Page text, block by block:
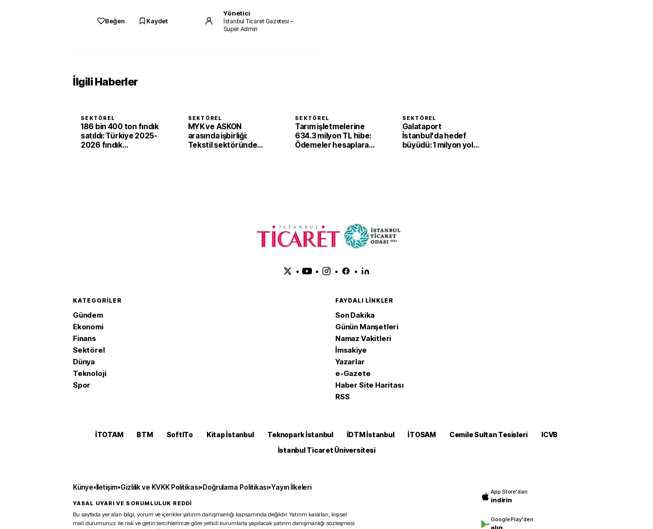
Beğen Kaydet
Yönetici
İstanbul Ticaret Gazetesi –
Süper Admin
İlgili Haberler
SEKTÖREL
186 bin 400 ton fındık
satıldı: Türkiye 2025-
2026 fındık
SEKTÖREL
MYK ve ASKON
arasında işbirliği:
Tekstil sektöründe
SEKTÖREL
Tarım işletmelerine
634.3 milyon TL hibe:
Ödemeler hesaplara
SEKTÖREL
Galataport
İstanbul'da hedef
büyüdü: 1 milyon yolcu
• • • •
KATEGORILER
Gündem
Ekonomi
Finans
Sektörel
Dünya
Teknoloji
Spor
FAYDALI LINKLER
Son Dakika
Günün Manşetleri
Namaz Vakitleri
İmsakiye
Yazarlar
e-Gazete
Haber Site Haritası
RSS
İTOTAM BTM SoftITo Kitap İstanbul Teknopark İstanbul İDTM İstanbul İTOSAM Cemile Sultan Tesisleri
ICVB
İstanbul Ticaret Üniversitesi
Künye•İletişim•Gizlilik ve KVKK Politikası•Doğrulama Politikası•Yayın İlkeleri
YASAL UYARI VE SORUMLULUK REDDİ
Bu sayfada yer alan bilgi, yorum ve içerikler yatırım danışmanlığı kapsamında değildir. Yatırım kararları, kişisel
mali durumunuz ile risk ve getiri tercihlerinize göre yetkili kurumlarla yapılacak yatırım danışmanlığı sözleşmesi
App Store'dan
indirin
Google Play'den